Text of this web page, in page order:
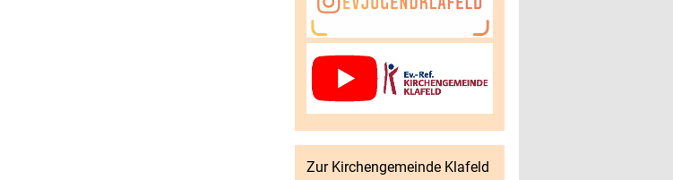
Zur Kirchengemeinde Klafeld